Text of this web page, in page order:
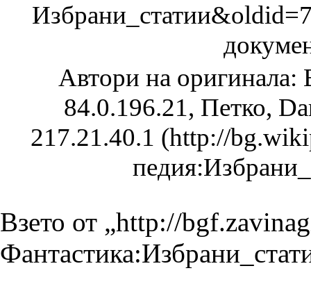
Автори на оригинала:
84.0.196.21, Петко,
217.21.40.1
Взето от „http://